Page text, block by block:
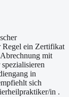
Regel ein Zertifikat
mit
in
sich
in .